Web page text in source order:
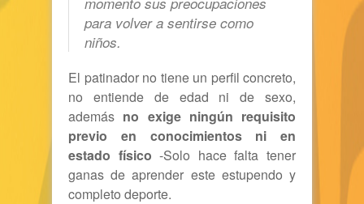
para volver a sentirse como
niños.
El patinador no tiene un perfil concreto,
no entiende de edad ni de sexo,
además no exige ningún requisito
previo en conocimientos ni en
estado físico -Solo hace falta tener
ganas de aprender este estupendo y
completo deporte.